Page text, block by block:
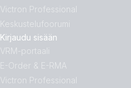
Victron Professional
Keskustelufoorumi
Kirjaudu sisään
VRM-portaali
E-Order & E-RMA
Victron Professional